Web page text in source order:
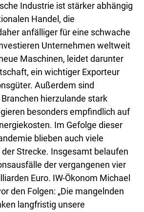
Industrie ist stärker abhängig
Handel, die
anfälliger für eine schwache
Unternehmen weltweit
Maschinen, leidet darunter
ein wichtiger Exporteur
Außerdem sind
hierzulande stark
besonders empfindlich auf
Im Gefolge dieser
blieben auch viele
Strecke. Insgesamt belaufen
der vergangenen vier
Euro. IW-Ökonom Michael
den Folgen: „Die mangelnden
langfristig unsere